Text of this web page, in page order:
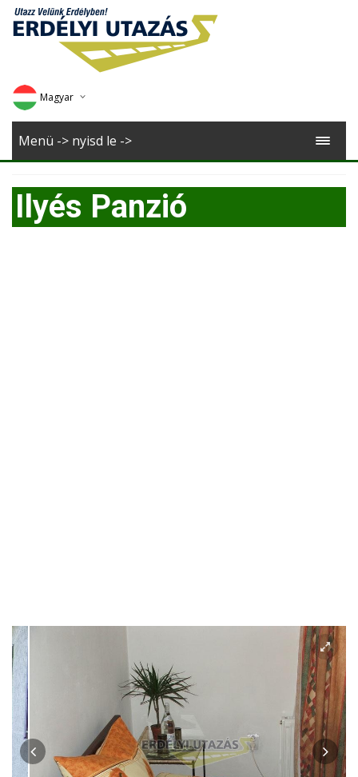
Magyar
Deutsch
Romana
Menü -> nyisd le ->
Ilyés Panzió